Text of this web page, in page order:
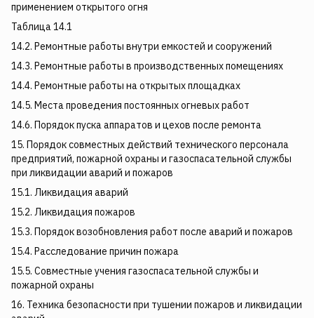
применением открытого огня
Таблица 14.1
14.2. Ремонтные работы внутри емкостей и сооружений
14.3. Ремонтные работы в производственных помещениях
14.4. Ремонтные работы на открытых площадках
14.5. Места проведения постоянных огневых работ
14.6. Порядок пуска аппаратов и цехов после ремонта
15. Порядок совместных действий технического персонала
предприятий, пожарной охраны и газоспасательной службы
при ликвидации аварий и пожаров
15.1. Ликвидация аварий
15.2. Ликвидация пожаров
15.3. Порядок возобновления работ после аварий и пожаров
15.4. Расследование причин пожара
15.5. Совместные учения газоспасательной службы и
пожарной охраны
16. Техника безопасности при тушении пожаров и ликвидации